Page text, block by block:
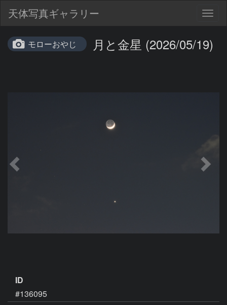
天体写真ギャラリー
モローおやじ 月と金星 (2026/05/19)
ID
#136095